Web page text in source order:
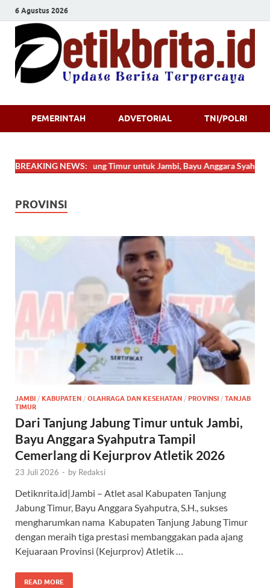
6 Agustus 2026
PEMERINTAH ADVETORIAL TNI/POLRI
BREAKING NEWS:
Tanjung Jabung Timur untuk Jambi, Bayu Anggara Syahputra Tampil
PROVINSI
JAMBI / KABUPATEN / OLAHRAGA DAN KESEHATAN / PROVINSI / TANJAB
TIMUR
Dari Tanjung Jabung Timur untuk Jambi,
Bayu Anggara Syahputra Tampil
Cemerlang di Kejurprov Atletik 2026
23 Juli 2026 - by Redaksi
Detiknrita.id|Jambi – Atlet asal Kabupaten Tanjung
Jabung Timur, Bayu Anggara Syahputra, S.H., sukses
mengharumkan nama Kabupaten Tanjung Jabung Timur
dengan meraih tiga prestasi membanggakan pada ajang
Kejuaraan Provinsi (Kejurprov) Atletik …
READ MORE